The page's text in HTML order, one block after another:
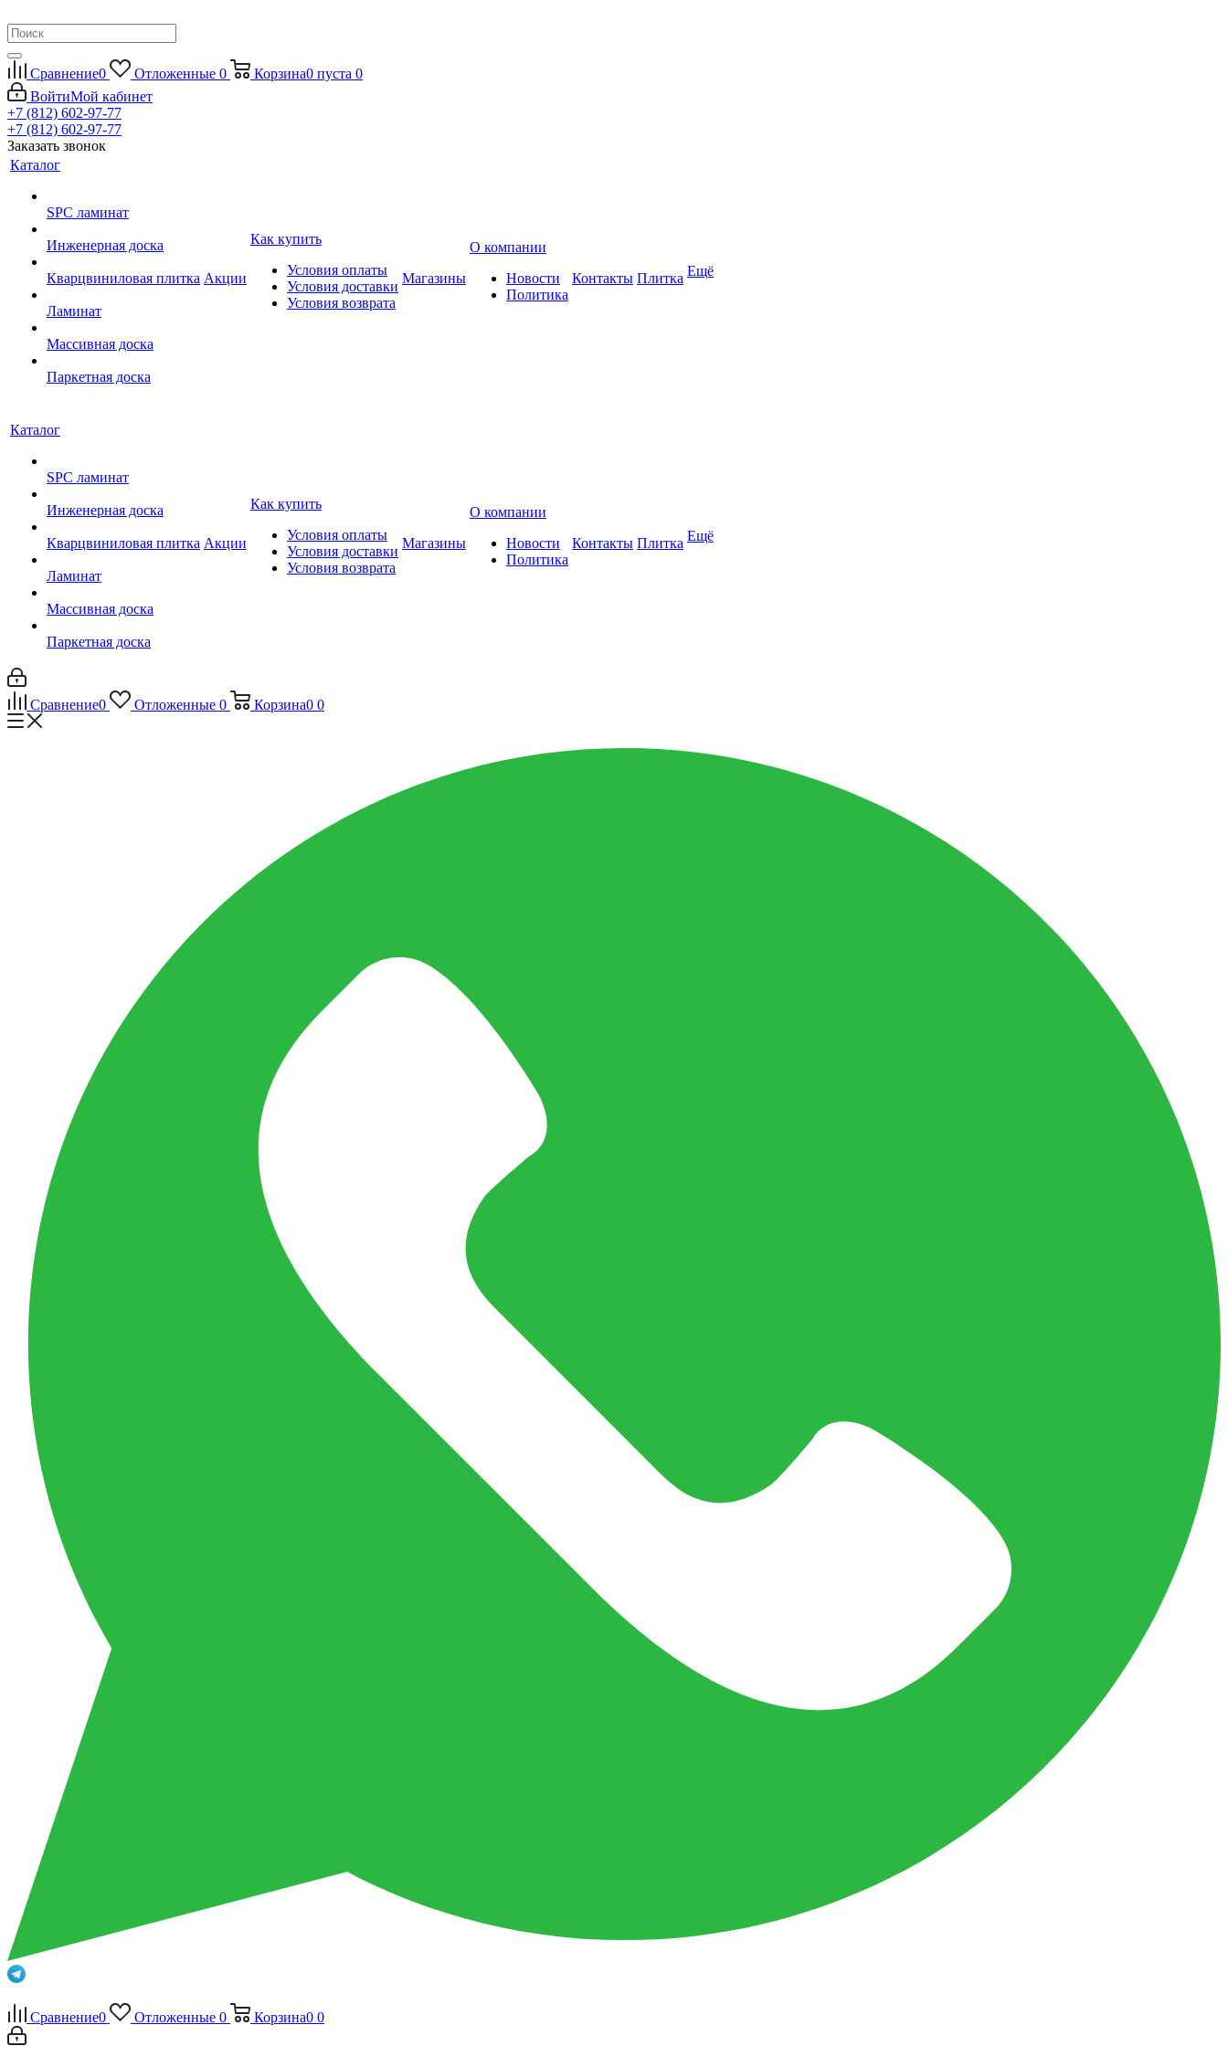
Сравнение0 Отложенные 0 Корзина0 пуста 0
ВойтиМой кабинет
+7 (812) 602-97-77
+7 (812) 602-97-77
Заказать звонок
Каталог
SPC ламинат
Инженерная доска
Кварцвиниловая плитка
Ламинат
Массивная доска
Паркетная доска
Акции
Как купить
Условия оплаты
Условия доставки
Условия возврата
Магазины
О компании
Новости
Политика
Контакты Плитка Ещё
Каталог
SPC ламинат
Инженерная доска
Кварцвиниловая плитка
Ламинат
Массивная доска
Паркетная доска
Акции
Как купить
Условия оплаты
Условия доставки
Условия возврата
Магазины
О компании
Новости
Политика
Контакты Плитка Ещё
Сравнение0 Отложенные 0 Корзина0 0
Сравнение0 Отложенные 0 Корзина0 0